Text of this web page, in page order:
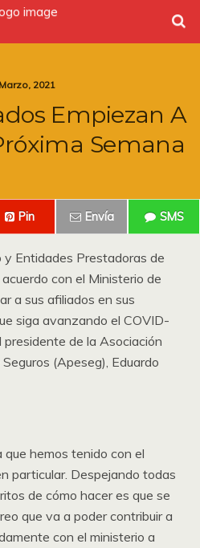
2021
Empiezan A
Semana
Pin Envía SMS
y Entidades Prestadoras de
con el Ministerio de
a sus afiliados en sus
siga avanzando el COVID-
presidente de la Asociación
(Apeseg), Eduardo
que hemos tenido con el
particular. Despejando todas
de cómo hacer es que se
que va a poder contribuir a
con el ministerio a